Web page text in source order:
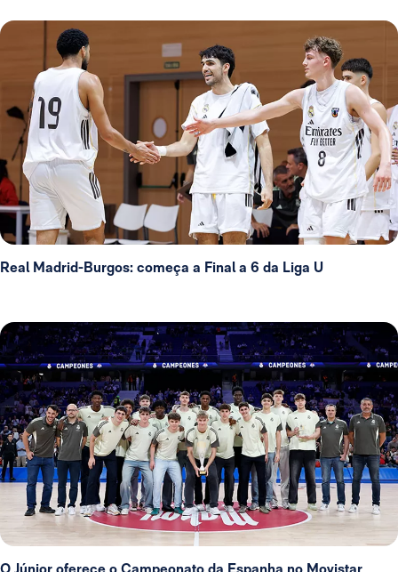
Real Madrid-Burgos: começa a Final a 6 da Liga U